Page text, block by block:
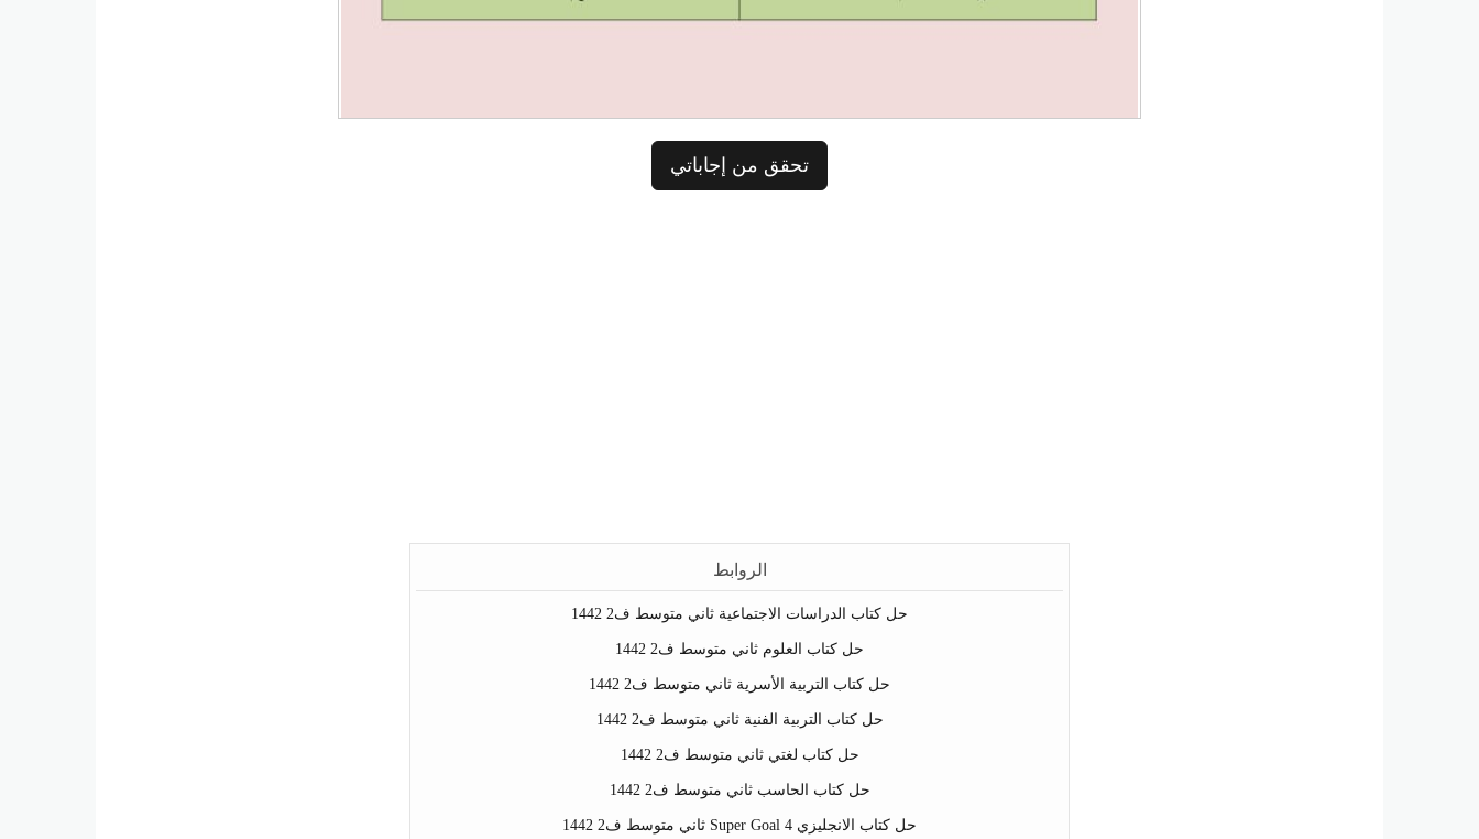
تحقق من إجاباتي
الروابط
حل كتاب الدراسات الاجتماعية ثاني متوسط ف2 1442
حل كتاب العلوم ثاني متوسط ف2 1442
حل كتاب التربية الأسرية ثاني متوسط ف2 1442
حل كتاب التربية الفنية ثاني متوسط ف2 1442
حل كتاب لغتي ثاني متوسط ف2 1442
حل كتاب الحاسب ثاني متوسط ف2 1442
حل كتاب الانجليزي Super Goal 4 ثاني متوسط ف2 1442